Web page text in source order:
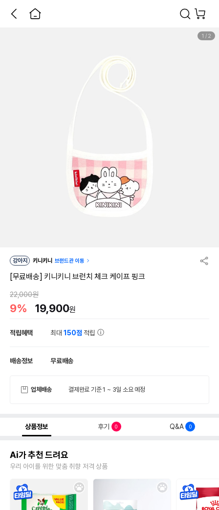
1 / 2
강아지 키니키니 브랜드관 이동
[무료배송] 키니키니 브런치 체크 케이프 핑크
22,000원
9% 19,900원
적립혜택 최대150점 적립
배송정보 무료배송
업체배송 결제완료 기준 1 ~ 3일 소요 예정
상품정보 후기 0 Q&A 0
Ai가 추천 드려요
우리 아이를 위한 맞춤 취향 저격 상품